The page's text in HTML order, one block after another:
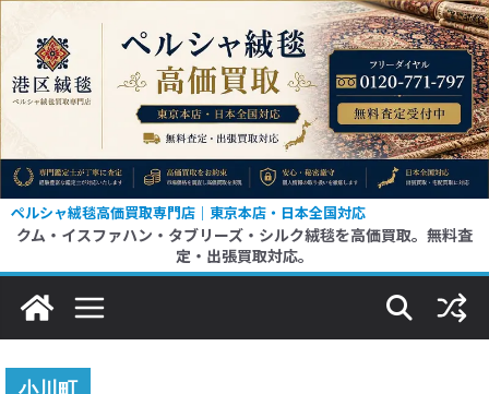
テ
へ
ス
ッ
ペルシャ絨毯高価買取専門店｜東京本店・日本全国対応
クム・イスファハン・タブリーズ・シルク絨毯を高価買取。無料査
定・出張買取対応。
小川町